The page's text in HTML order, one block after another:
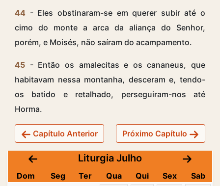
44 - Eles obstinaram-se em querer subir até o
cimo do monte a arca da aliança do Senhor,
porém, e Moisés, não saíram do acampamento.
45 - Então os amalecitas e os cananeus, que
habitavam nessa montanha, desceram e, tendo-
os batido e retalhado, perseguiram-nos até
Horma.
Capítulo Anterior Próximo Capítulo
Liturgia Julho
Dom Seg Ter Qua Qui Sex
Sab